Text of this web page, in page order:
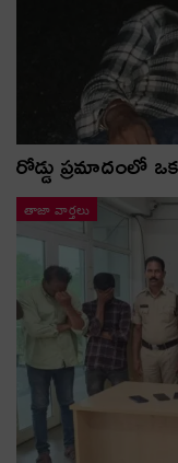
రోడ్డు ప్రమాదంలో
తాజా వార్తలు